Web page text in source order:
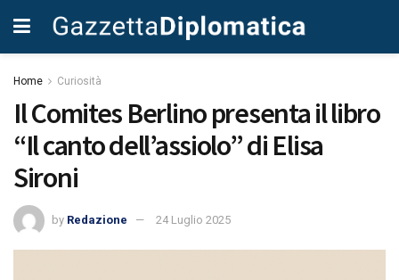
Home Curiosità
Il Comites Berlino presenta il libro
“Il canto dell’assiolo” di Elisa
Sironi
by Redazione 24 Luglio 2025